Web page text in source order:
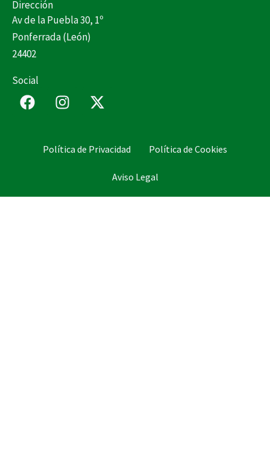
Dirección
Av de la Puebla 30, 1º
Ponferrada (León)
24402
Social
F
a
k
I
n
a
a
X
-
i
e
Política de Privacidad Política de Cookies
Aviso Legal